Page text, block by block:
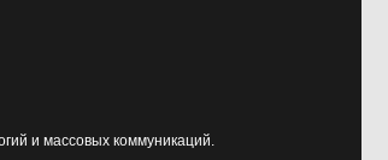
и массовых коммуникаций.